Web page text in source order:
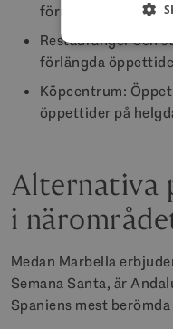
förmiddagen
Restauranger och
förlängda
Köpcentrum:
öppettider på
Alternativa
i
Medan Marbella
Semana Santa, är
Spaniens mest